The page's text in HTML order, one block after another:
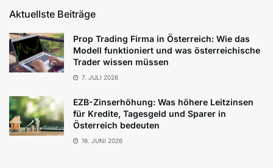
Aktuellste Beiträge
Prop Trading Firma in Österreich: Wie das
Modell funktioniert und was österreichische
Trader wissen müssen
7. JULI 2026
EZB-Zinserhöhung: Was höhere Leitzinsen
für Kredite, Tagesgeld und Sparer in
Österreich bedeuten
18. JUNI 2026